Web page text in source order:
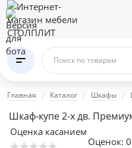
Поиск по товарам
Главная Каталог Шкафы
Шкаф-купе 2-х дв.
Оценка касанием
Оценок: 0